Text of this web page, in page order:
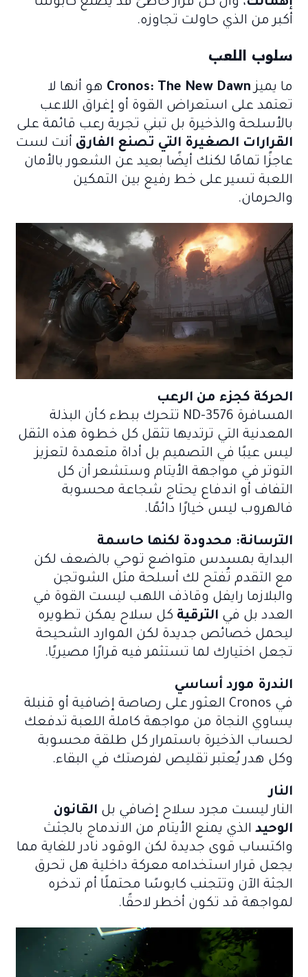
أكبر من الذي حاولت تجاوزه.
سلوب اللعب
ما يميزCronos: The New Dawn هو أنها لا
تعتمد على استعراض القوة أو إغراق اللاعب
بالأسلحة والذخيرة بل تبني تجربة رعب قائمة على
القرارات الصغيرة التي تصنع الفارق أنت لست
عاجزًا تمامًا لكنك أيضًا بعيد عن الشعور بالأمان
اللعبة تسير على خط رفيع بين التمكين
والحرمان.
الحركة كجزء من الرعب
المسافرة ND-3576 تتحرك ببطء كأن البذلة
المعدنية التي ترتديها تثقل كل خطوة هذه الثقل
ليس عيبًا في التصميم بل أداة متعمدة لتعزيز
التوتر في مواجهة الأيتام وستشعر أن كل
التفاف أو اندفاع يحتاج شجاعة محسوبة
فالهروب ليس خيارًا دائمًا.
الترسانة: محدودة لكنها حاسمة
البداية بمسدس متواضع توحي بالضعف لكن
مع التقدم تُفتح لك أسلحة مثل الشوتجن
والبلازما رايفل وقاذف اللهب ليست القوة في
العدد بل في الترقية كل سلاح يمكن تطويره
ليحمل خصائص جديدة لكن الموارد الشحيحة
تجعل اختيارك لما تستثمر فيه قرارًا مصيريًا.
الندرة مورد أساسي
في Cronos العثور على رصاصة إضافية أو قنبلة
يساوي النجاة من مواجهة كاملة اللعبة تدفعك
لحساب الذخيرة باستمرار كل طلقة محسوبة
وكل هدر يُعتبر تقليص لفرصتك في البقاء.
النار
النار ليست مجرد سلاح إضافي بل القانون
الوحيد الذي يمنع الأيتام من الاندماج بالجثث
واكتساب قوى جديدة لكن الوقود نادر للغاية مما
يجعل قرار استخدامه معركة داخلية هل تحرق
الجثة الآن وتتجنب كابوسًا محتملًا أم تدخره
لمواجهة قد تكون أخطر لاحقًا.